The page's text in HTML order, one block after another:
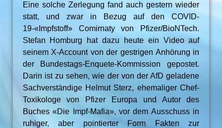
Eine solche Zerlegung fand auch gestern wieder
statt, und zwar in Bezug auf den COVID-
19-«Impfstoff» Comirnaty von Pfizer/BioNTech.
Stefan Homburg hat dazu heute ein Video auf
seinem X-Account von der gestrigen Anhörung in
der Bundestags-Enquete-Kommission gepostet.
Darin ist zu sehen, wie der von der AfD geladene
Sachverständige Helmut Sterz, ehemaliger Chef-
Toxikologe von Pfizer Europa und Autor des
Buches «Die Impf-Mafia», vor dem Ausschuss in
ruhiger, aber pointierter Form Fakten zur